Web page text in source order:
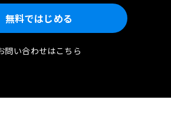
無料ではじめる
問い合わせはこちら